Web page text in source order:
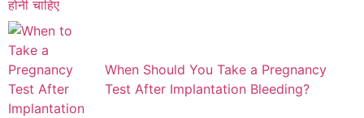
When Should You Take a Pregnancy
Test After Implantation Bleeding?